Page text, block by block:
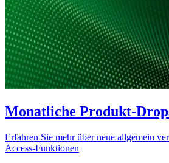
Monatliche Produkt-
Erfahren Sie mehr über neue allgemein
Access-Funktionen